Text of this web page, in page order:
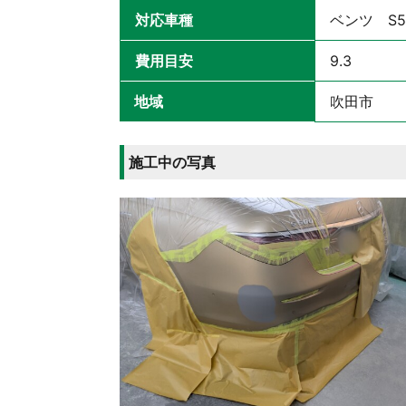
対応車種 ベンツ
費用目安 9.3
地域 吹田市
施工中の写真